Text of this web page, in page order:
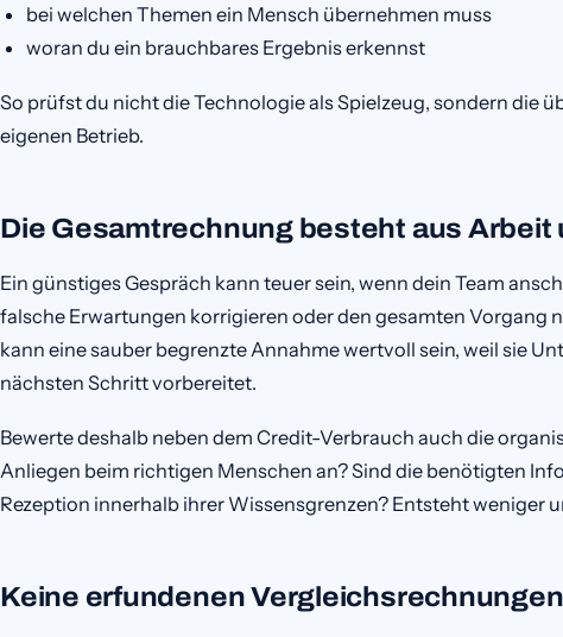
bei welchen Themen ein Mensch übernehmen muss
woran du ein brauchbares Ergebnis erkennst
So prüfst du nicht die Technologie als Spielzeug, sondern die
eigenen Betrieb.
Die Gesamtrechnung besteht aus Arbeit
Ein günstiges Gespräch kann teuer sein, wenn dein Team
falsche Erwartungen korrigieren oder den gesamten Vorgang
kann eine sauber begrenzte Annahme wertvoll sein, weil sie
nächsten Schritt vorbereitet.
Bewerte deshalb neben dem Credit-Verbrauch auch die
Anliegen beim richtigen Menschen an? Sind die benötigten
Rezeption innerhalb ihrer Wissensgrenzen? Entsteht weniger
Keine erfundenen Vergleichsrechnungen